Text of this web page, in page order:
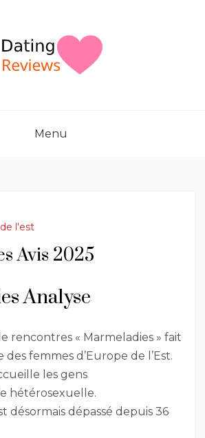
Menu
l'est
Avis 2025
Analyse
rencontres « Marmeladies » fait
des femmes d’Europe de l’Est.
les gens
hétérosexuelle.
désormais dépassé depuis 36